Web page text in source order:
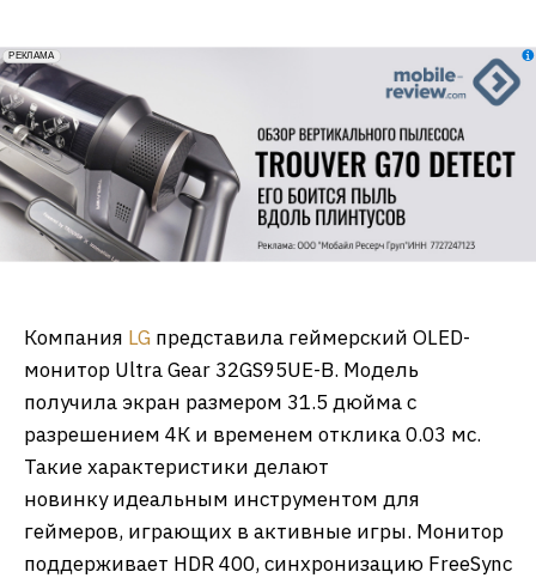
erid: 2VfnxxmNzs5
РЕКЛАМА
Компания LG представила геймерский OLED-
монитор Ultra Gear 32GS95UE-B. Модель
получила экран размером 31.5 дюйма с
разрешением 4К и временем отклика 0.03 мс.
Такие характеристики делают
новинку идеальным инструментом для
геймеров, играющих в активные игры. Монитор
поддерживает HDR 400, синхронизацию FreeSync